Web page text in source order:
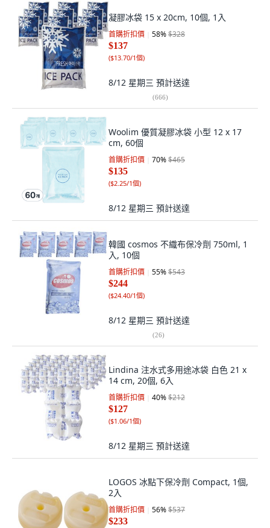
凝膠冰袋 15 x 20cm, 10個, 1入
首購折扣價 58%$328
$137
($13.70/1個)
8/12 星期三 預計送達
(666)
Woolim 優質凝膠冰袋 小型 12 x 17
cm, 60個
首購折扣價 70%$465
$135
($2.25/1個)
8/12 星期三 預計送達
韓國 cosmos 不織布保冷劑 750ml, 1
入, 10個
首購折扣價 55%$543
$244
($24.40/1個)
8/12 星期三 預計送達
(26)
Lindina 注水式多用途冰袋 白色 21 x
14 cm, 20個, 6入
首購折扣價 40%$212
$127
($1.06/1個)
8/12 星期三 預計送達
LOGOS 冰點下保冷劑 Compact, 1個,
2入
首購折扣價 56%$537
$233